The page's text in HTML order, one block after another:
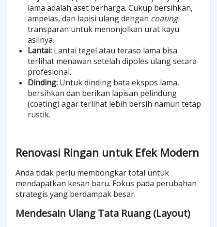
lama adalah aset berharga. Cukup bersihkan,
ampelas, dan lapisi ulang dengan coating
transparan untuk menonjolkan urat kayu
aslinya.
Lantai: Lantai tegel atau teraso lama bisa
terlihat menawan setelah dipoles ulang secara
profesional.
Dinding: Untuk dinding bata ekspos lama,
bersihkan dan berikan lapisan pelindung
(coating) agar terlihat lebih bersih namun tetap
rustik.
Renovasi Ringan untuk Efek Modern
Anda tidak perlu membongkar total untuk
mendapatkan kesan baru. Fokus pada perubahan
strategis yang berdampak besar.
Mendesain Ulang Tata Ruang (Layout)